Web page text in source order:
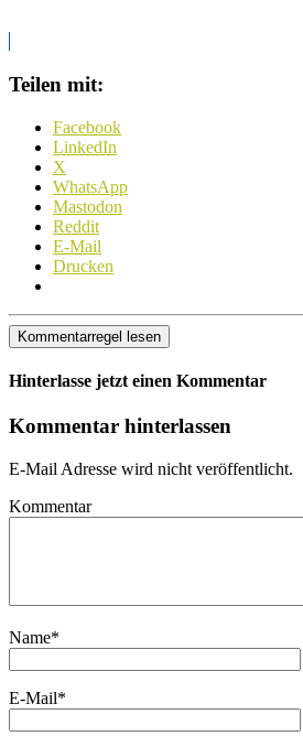
Teilen mit:
Facebook
LinkedIn
X
WhatsApp
Mastodon
Reddit
E-Mail
Drucken
Kommentarregel lesen
Hinterlasse jetzt einen Kommentar
Kommentar hinterlassen
E-Mail Adresse wird nicht veröffentlicht.
Kommentar
Name*
E-Mail*